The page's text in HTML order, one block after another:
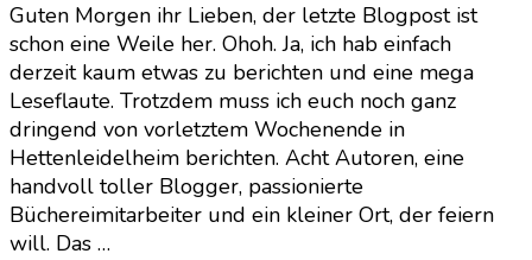
Guten Morgen ihr Lieben, der letzte Blogpost ist
schon eine Weile her. Ohoh. Ja, ich hab einfach
derzeit kaum etwas zu berichten und eine mega
Leseflaute. Trotzdem muss ich euch noch ganz
dringend von vorletztem Wochenende in
Hettenleidelheim berichten. Acht Autoren, eine
handvoll toller Blogger, passionierte
Büchereimitarbeiter und ein kleiner Ort, der feiern
will. Das …